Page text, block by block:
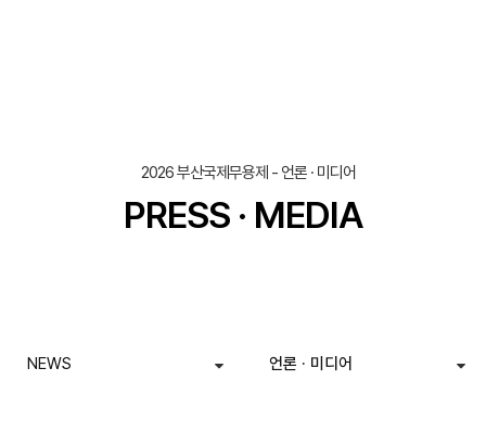
2026 부산국제무용제 - 언론 · 미디어
PRESS · MEDIA
NEWS 언론 · 미디어